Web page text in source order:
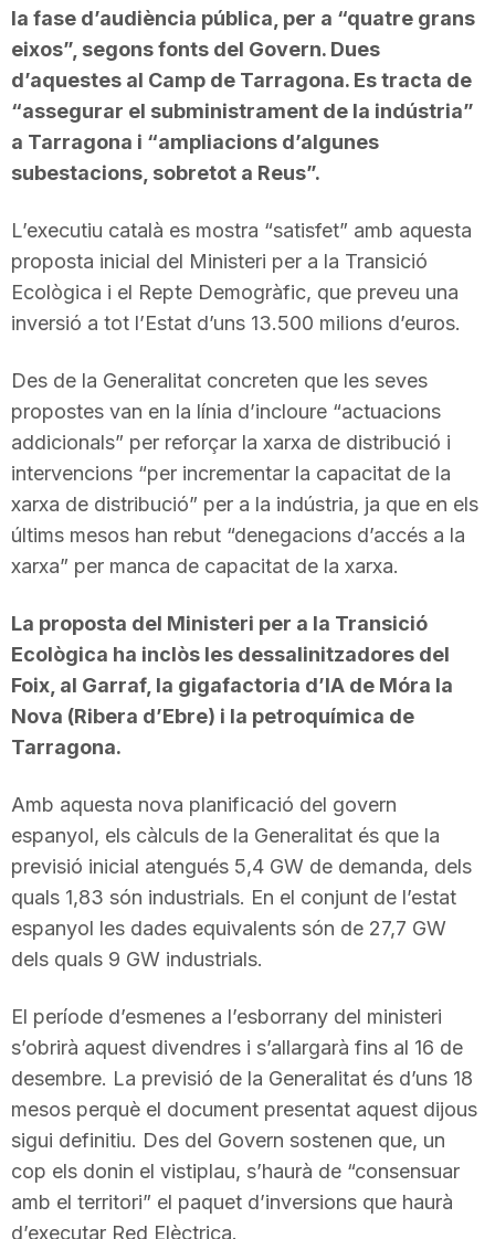
la fase d’audiència pública, per a “quatre grans
eixos”, segons fonts del Govern. Dues
d’aquestes al Camp de Tarragona. Es tracta de
“assegurar el subministrament de la indústria”
a Tarragona i “ampliacions d’algunes
subestacions, sobretot a Reus”.
L’executiu català es mostra “satisfet” amb aquesta
proposta inicial del Ministeri per a la Transició
Ecològica i el Repte Demogràfic, que preveu una
inversió a tot l’Estat d’uns 13.500 milions d’euros.
Des de la Generalitat concreten que les seves
propostes van en la línia d’incloure “actuacions
addicionals” per reforçar la xarxa de distribució i
intervencions “per incrementar la capacitat de la
xarxa de distribució” per a la indústria, ja que en els
últims mesos han rebut “denegacions d’accés a la
xarxa” per manca de capacitat de la xarxa.
La proposta del Ministeri per a la Transició
Ecològica ha inclòs les dessalinitzadores del
Foix, al Garraf, la gigafactoria d’IA de Móra la
Nova (Ribera d’Ebre) i la petroquímica de
Tarragona.
Amb aquesta nova planificació del govern
espanyol, els càlculs de la Generalitat és que la
previsió inicial atengués 5,4 GW de demanda, dels
quals 1,83 són industrials. En el conjunt de l’estat
espanyol les dades equivalents són de 27,7 GW
dels quals 9 GW industrials.
El període d’esmenes a l’esborrany del ministeri
s’obrirà aquest divendres i s’allargarà fins al 16 de
desembre. La previsió de la Generalitat és d’uns 18
mesos perquè el document presentat aquest dijous
sigui definitiu. Des del Govern sostenen que, un
cop els donin el vistiplau, s’haurà de “consensuar
amb el territori” el paquet d’inversions que haurà
d’executar Red Elèctrica.